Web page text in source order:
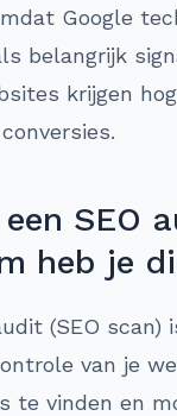
Google
belangrijk
krijgen
SEO
heb je
(SEO scan)
van je
te vinden en